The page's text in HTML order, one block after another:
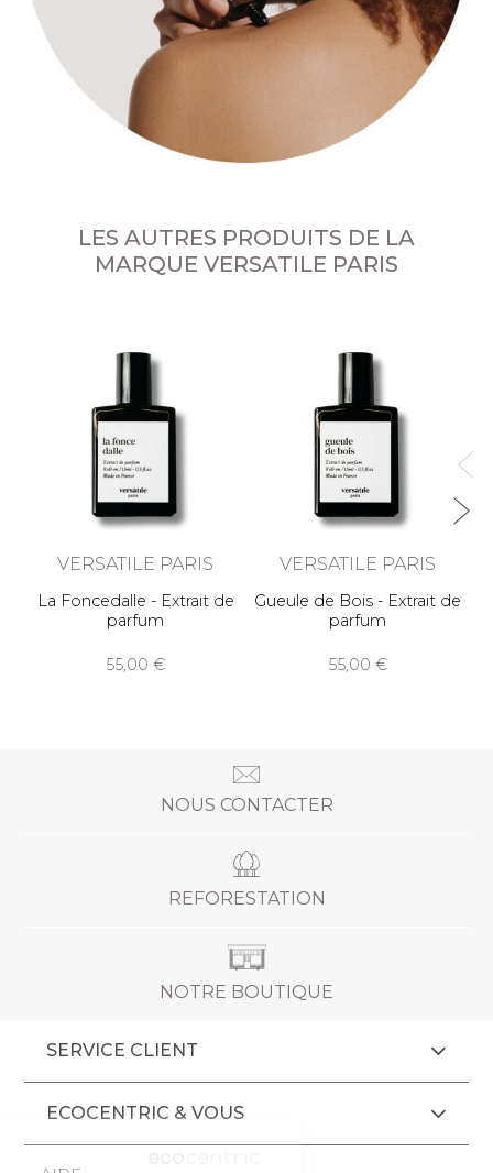
LES AUTRES PRODUITS DE LA
MARQUE VERSATILE PARIS
VERSATILE PARIS
La Foncedalle - Extrait de
parfum
55,00
VERSATILE PARIS
Gueule de Bois - Extrait de
parfum
55,00
NOUS CONTACTER
REFORESTATION
NOTRE BOUTIQUE
SERVICE CLIENT
ECOCENTRIC & VOUS